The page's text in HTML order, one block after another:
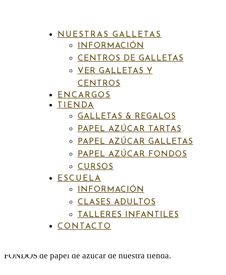
NUESTRAS GALLETAS
INFORMACIÓN
CENTROS DE GALLETAS
VER GALLETAS Y
CENTROS
ENCARGOS
TIENDA
GALLETAS & REGALOS
PAPEL AZÚCAR TARTAS
PAPEL AZÚCAR GALLETAS
PAPEL AZÚCAR FONDOS
CURSOS
ESCUELA
INFORMACIÓN
CLASES ADULTOS
TALLERES INFANTILES
CONTACTO
PAPEL AZÚCAR FONDOS
Papel azúcar fondos
Fon Abstract 1
IVA incluído
PAPEL DE AZÚCAR
FONDOS de papel de azúcar de nuestra tienda.